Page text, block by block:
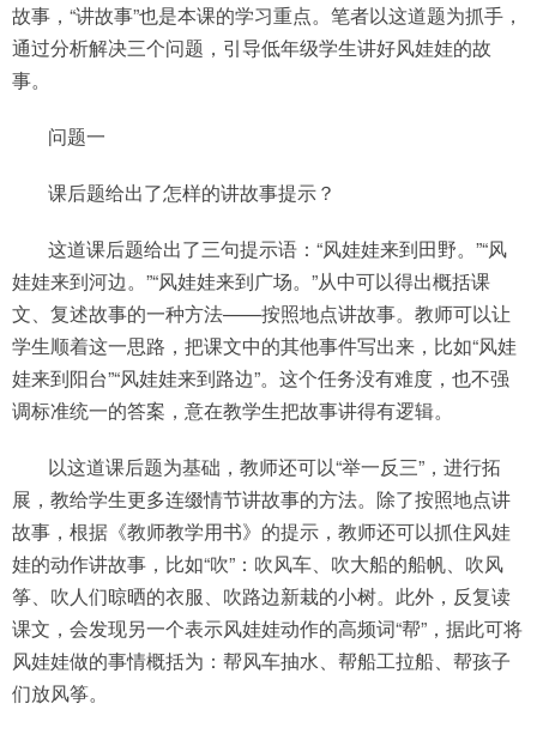
故事，“讲故事”也是本课的学习重点。笔者以这道题为抓手，
通过分析解决三个问题，引导低年级学生讲好风娃娃的故
事。
问题一
课后题给出了怎样的讲故事提示？
这道课后题给出了三句提示语：“风娃娃来到田野。”“风
娃娃来到河边。”“风娃娃来到广场。”从中可以得出概括课
文、复述故事的一种方法——按照地点讲故事。教师可以让
学生顺着这一思路，把课文中的其他事件写出来，比如“风娃
娃来到阳台”“风娃娃来到路边”。这个任务没有难度，也不强
调标准统一的答案，意在教学生把故事讲得有逻辑。
以这道课后题为基础，教师还可以“举一反三”，进行拓
展，教给学生更多连缀情节讲故事的方法。除了按照地点讲
故事，根据《教师教学用书》的提示，教师还可以抓住风娃
娃的动作讲故事，比如“吹”：吹风车、吹大船的船帆、吹风
筝、吹人们晾晒的衣服、吹路边新栽的小树。此外，反复读
课文，会发现另一个表示风娃娃动作的高频词“帮”，据此可将
风娃娃做的事情概括为：帮风车抽水、帮船工拉船、帮孩子
们放风筝。